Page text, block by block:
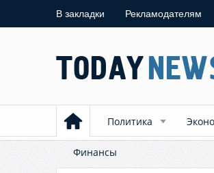
В закладки Рекламодателям
Политика
Финансы